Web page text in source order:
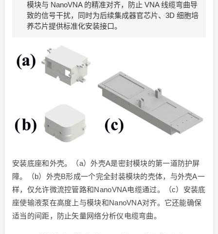
模块与 NanoVNA 的精准对齐，防止 VNA 线缆弯曲导
致的信号干扰，同时为后续集成器官芯片、3D 细胞培
养芯片提供标准化安装接口。
安装底座和外壳。（a）外壳A是密封模块的第一道防护屏
障。（b）外壳B形成一个完全封装模块的壳体，与外壳A一
样，仅允许微流控管路和NanoVNA电缆通过。（c）安装底
座使输液泵在高度上与模块和NanoVNA对齐。它还能确保
适当的间距，防止矢量网络分析仪电缆弯曲。